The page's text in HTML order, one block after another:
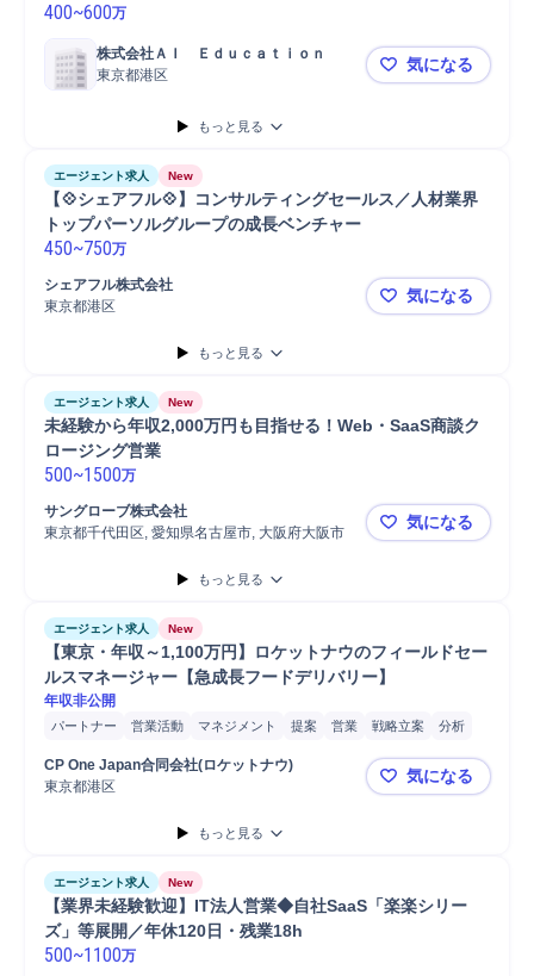
400~600万
株式会社ＡＩ　Ｅｄｕｃａｔｉｏｎ
東京都港区
【オンライ
気になる
もっと見る
エージェント求人 New
【💠シェアフル💠】コンサルティングセールス／人材業界
トップパーソルグループの成長ベンチャー
450~750万
シェアフル株式会社
東京都港区
【💠シェア
気になる
もっと見る
エージェント求人 New
未経験から年収2,000万円も目指せる！Web・SaaS商談ク
ロージング営業
500~1500万
サングローブ株式会社
東京都千代田区, 愛知県名古屋市, 大阪府大阪市
未経験から
気になる
もっと見る
エージェント求人 New
【東京・年収～1,100万円】ロケットナウのフィールドセー
ルスマネージャー【急成長フードデリバリー】
年収非公開
パートナー 営業活動 マネジメント 提案 営業 戦略立案
分析
法人営業 開拓候補リストアップ
新規案件開拓
CP One Japan合同会社(ロケットナウ)
東京都港区
【東京・年
気になる
もっと見る
エージェント求人 New
【業界未経験歓迎】IT法人営業◆自社SaaS「楽楽シリー
500~1100万